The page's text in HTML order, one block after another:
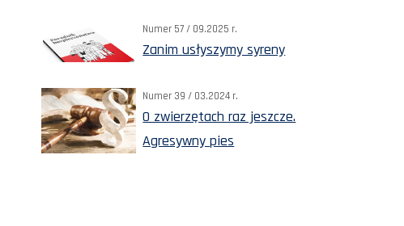
Numer 57 / 09.2025 r.
Zanim usłyszymy syreny
Numer 39 / 03.2024 r.
O zwierzętach raz jeszcze.
Agresywny pies